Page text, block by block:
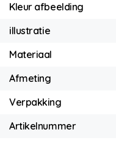
Kleur afbeelding
illustratie
Materiaal
Afmeting
Verpakking
Artikelnummer